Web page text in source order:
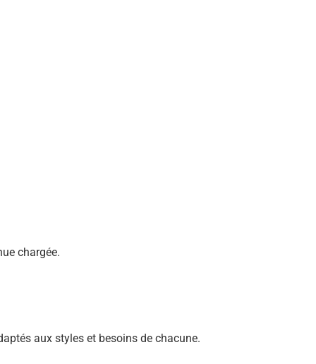
chargée.
aux styles et besoins de chacune.